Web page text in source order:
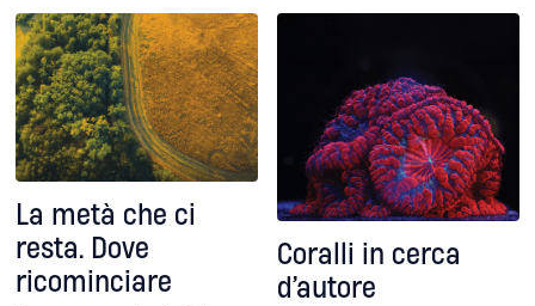
archiviato per sempre. E i
suoi uomini simbolo sono
saliti sul carro del nuovo
potente. Per perseguire
l’obiettivo più antico: soldi e
potere
un nuovo standard di
La metà che ci
resta. Dove
ricominciare
Coralli in cerca
d’autore